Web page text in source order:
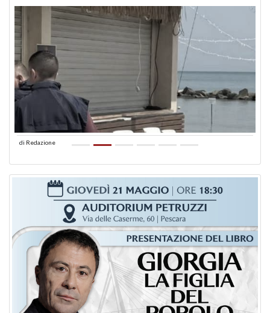
di Redazione